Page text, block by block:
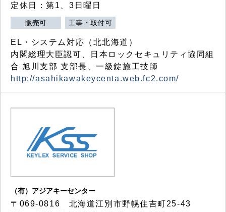
定休日：第1、3日曜日
販売可 工事・取付可
EL・システム対応（北北海道）
内閣総理大臣認可、日本ロックセキュリティ協同組
合 旭川支部 支部長、一級錠施工技師
http://asahikawakeycenta.web.fc2.com/
（有）アジアキーセンター
〒069-0816 北海道江別市野幌住吉町25-43